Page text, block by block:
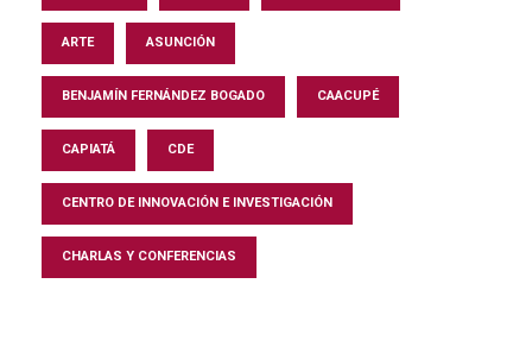
ARTE ASUNCIÓN
BENJAMÍN FERNÁNDEZ BOGADO CAACUPÉ
CAPIATÁ CDE
CENTRO DE INNOVACIÓN E INVESTIGACIÓN
CHARLAS Y CONFERENCIAS